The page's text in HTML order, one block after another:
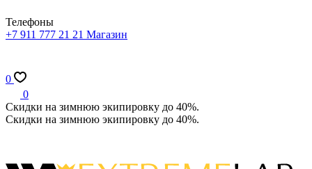
Телефоны
+7 911 777 21 21 Магазин
0
0
Скидки на зимнюю экипировку до 40%.
Скидки на зимнюю экипировку до 40%.